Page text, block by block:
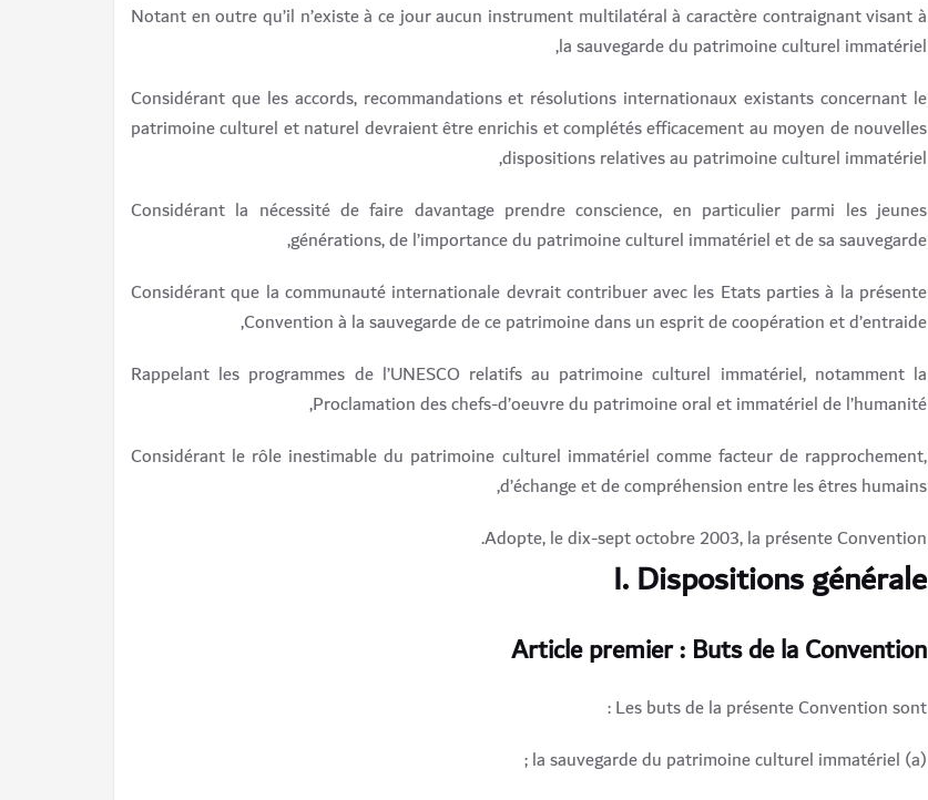
Notant en outre qu’il n’existe à ce jour aucun instrument multilatéral à caractère contraignant visant à
la sauvegarde du patrimoine culturel immatériel,
Considérant que les accords, recommandations et résolutions internationaux existants concernant le
patrimoine culturel et naturel devraient être enrichis et complétés efficacement au moyen de nouvelles
dispositions relatives au patrimoine culturel immatériel,
Considérant la nécessité de faire davantage prendre conscience, en particulier parmi les jeunes
générations, de l’importance du patrimoine culturel immatériel et de sa sauvegarde,
Considérant que la communauté internationale devrait contribuer avec les Etats parties à la présente
Convention à la sauvegarde de ce patrimoine dans un esprit de coopération et d’entraide,
Rappelant les programmes de l’UNESCO relatifs au patrimoine culturel immatériel, notamment la
Proclamation des chefs-d’oeuvre du patrimoine oral et immatériel de l’humanité,
Considérant le rôle inestimable du patrimoine culturel immatériel comme facteur de rapprochement,
d’échange et de compréhension entre les êtres humains,
Adopte, le dix-sept octobre 2003, la présente Convention.
I. Dispositions générale
Article premier : Buts de la Convention
Les buts de la présente Convention sont :
(a) la sauvegarde du patrimoine culturel immatériel ;